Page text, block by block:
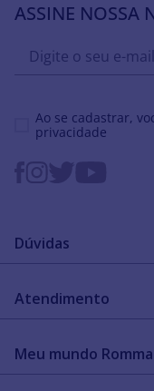
ASSINE NOSSA
Ao se cadastrar,
privacidade
Dúvidas
Guia de medidas
Como configurar meu
Atendimento
Encontre uma loja
Meu mundo